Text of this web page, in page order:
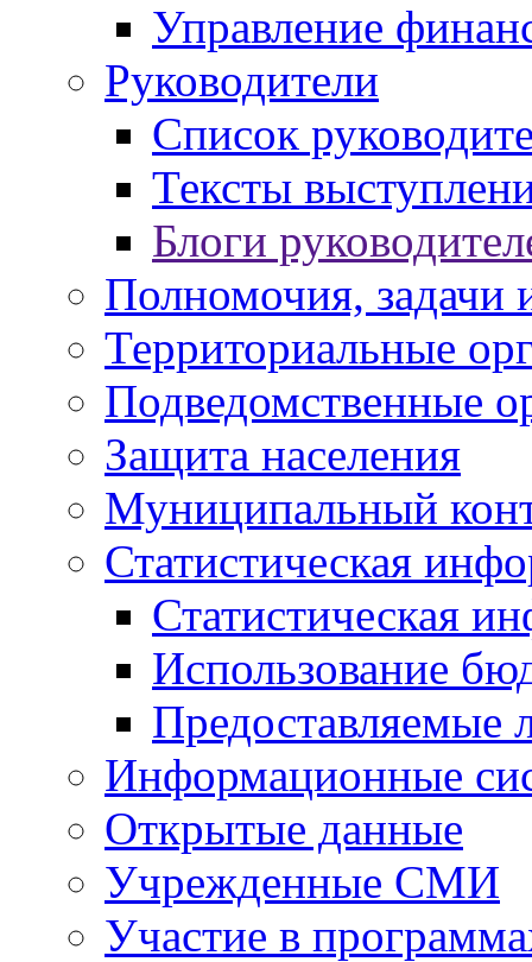
Управление
Руководители
Список
Тексты
Блоги
Полномочия, задачи
Территориальные
Подведомственные
Защита населения
Муниципальный
Статистическая
Статистическая
Использование
Предоставляемые
Информационные
Открытые данные
Учрежденные СМИ
Участие в